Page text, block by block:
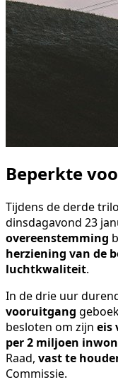
Beperkte
Tijdens de derde
dinsdagavond 23
overeenstemming
herziening van de
luchtkwaliteit.
In de drie uur
vooruitgang
besloten om zijn eis
per 2 miljoen
Raad, vast te
Commissie.